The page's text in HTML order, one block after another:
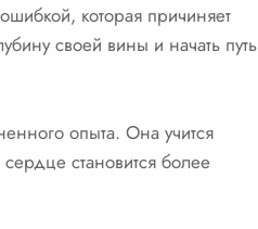
которая причиняет
своей вины и начать путь
опыта. Она учится
становится более